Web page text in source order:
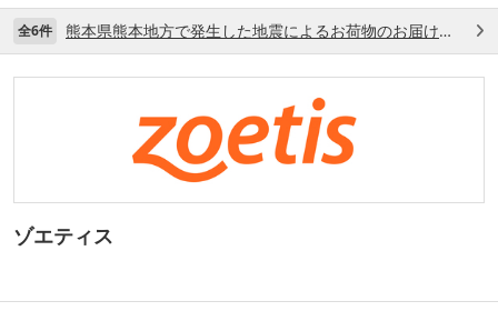
全6件 熊本県熊本地方で発生した地震によるお荷物のお届け状況について （7/28）
ゾエティス